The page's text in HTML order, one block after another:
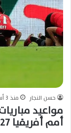
حسن النجار منذ 3 أسابيع
مواعيد
أمم أفريقيا 2027 المنتظرة